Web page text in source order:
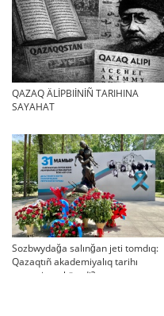
QAZAQ ÄLİPBIİNİÑ TARIHINA
SAYAHAT
Sozbwydağa salınğan jeti tomdıq:
Qazaqtıñ akademiyalıq tarihı
qaşan jarıq köredi?